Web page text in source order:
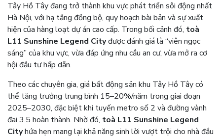
Tây Hồ Tây đang trở thành khu vực phát triển sôi động nhất
Hà Nội, với hạ tầng đồng bộ, quy hoạch bài bản và sự xuất
hiện của hàng loạt dự án cao cấp. Trong bối cảnh đó, toà
L11 Sunshine Legend Cityđược đánh giá là “viên ngọc
sáng” của khu vực, vừa đáp ứng nhu cầu an cư, vừa mở ra cơ
hội đầu tư hấp dẫn.
Theo các chuyên gia, giá bất động sản khu Tây Hồ Tây có
thể tăng trưởng trung bình 15–20%/năm trong giai đoạn
2025–2030, đặc biệt khi tuyến metro số 2 và đường vành
đai 3.5 hoàn thành. Nhờ đó, toà L11 Sunshine Legend
Cityhứa hẹn mang lại khả năng sinh lời vượt trội cho nhà đầu